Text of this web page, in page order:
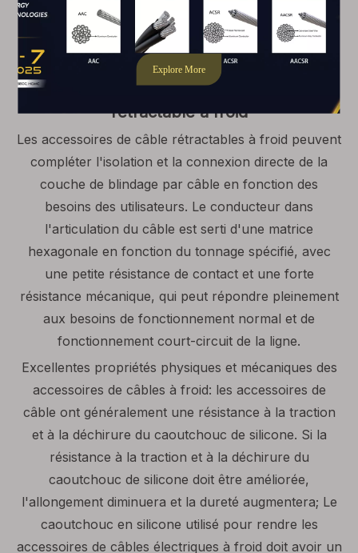
des câbles remplis d'huile devrait être augmentée.
Introduction des fonctions physiques et
mécaniques des accessoires de câble
rétractable à froid
Les accessoires de câble rétractables à froid peuvent
compléter l'isolation et la connexion directe de la
couche de blindage par câble en fonction des
besoins des utilisateurs. Le conducteur dans
l'articulation du câble est serti d'une matrice
hexagonale en fonction du tonnage spécifié, avec
une petite résistance de contact et une forte
résistance mécanique, qui peut répondre pleinement
aux besoins de fonctionnement normal et de
fonctionnement court-circuit de la ligne.
Excellentes propriétés physiques et mécaniques des
accessoires de câbles à froid: les accessoires de
câble ont généralement une résistance à la traction
et à la déchirure du caoutchouc de silicone. Si la
résistance à la traction et à la déchirure du
caoutchouc de silicone doit être améliorée,
l'allongement diminuera et la dureté augmentera; Le
caoutchouc en silicone utilisé pour rendre les
accessoires de câbles électriques à froid doit avoir un